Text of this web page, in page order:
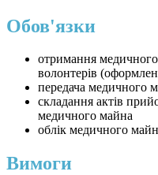
Обов'язки
отримання
волонтерів
передача медичного
складання актів
медичного майна
облік медичного
Вимоги